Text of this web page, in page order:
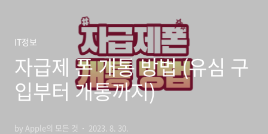
IT정보
자급제 폰 개통 방법 (유심 구
입부터 개통까지)
by Apple의 모든 것 2023. 8. 30.